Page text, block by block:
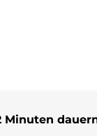
Minuten